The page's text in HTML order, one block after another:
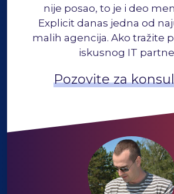
nije posao, to je i deo
Explicit danas jedna od
malih agencija. Ako tražite
iskusnog IT
Pozovite za